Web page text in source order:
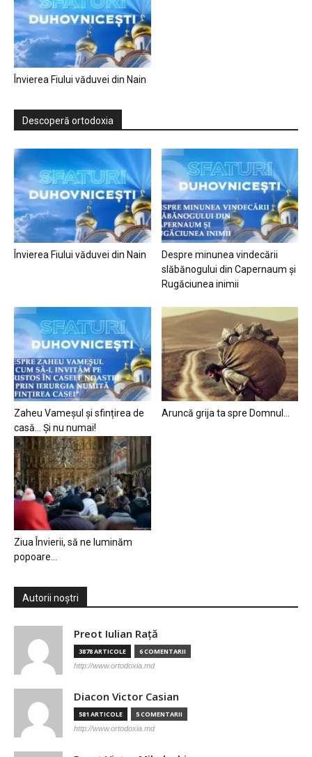
Învierea Fiului văduvei din Nain
Descoperă ortodoxia
Învierea Fiului văduvei din Nain
Despre minunea vindecării
slăbănogului din Capernaum și
Rugăciunea inimii
Zaheu Vameșul și sfințirea de
casă… Și nu numai!
Aruncă grija ta spre Domnul…
Ziua Învierii, să ne luminăm
popoare…
Autorii noștri
Preot Iulian Raţă
3878 ARTICOLE 6 COMENTARII
http://www.ortodoxia.md
Diacon Victor Casian
581 ARTICOLE 5 COMENTARII
http://www.ortodoxia.md